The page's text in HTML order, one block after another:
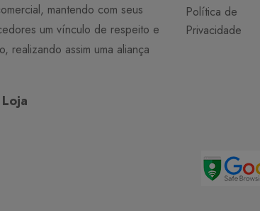
mantendo com seus
um vínculo de respeito e
realizando assim uma aliança
Política de
Privacidade